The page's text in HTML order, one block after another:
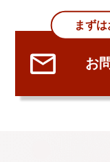
まず
お